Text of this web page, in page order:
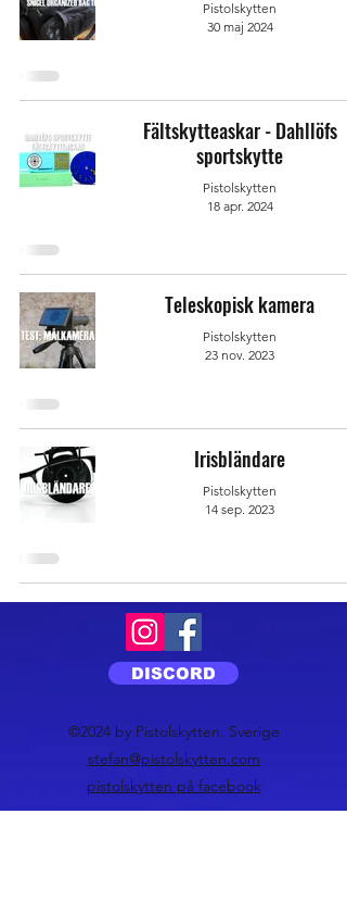
Pistolskytten
30 maj 2024
Fältskytteaskar - Dahllöfs
sportskytte
Pistolskytten
18 apr. 2024
Teleskopisk kamera
Pistolskytten
23 nov. 2023
Irisbländare
Pistolskytten
14 sep. 2023
DISCORD
©2024 by Pistolskytten. Sverige
stefan@pistolskytten.com
pistolskytten på facebook